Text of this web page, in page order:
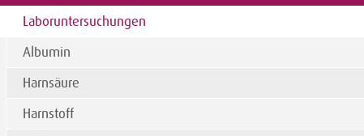
Laboruntersuchungen
Albumin
Harnsäure
Harnstoff